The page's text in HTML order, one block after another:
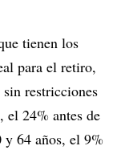
tienen los
para el retiro,
restricciones
el 24% antes de
64 años, el 9%